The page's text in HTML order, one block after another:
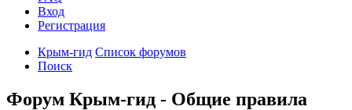
Вход
Регистрация
Крым-гид Список форумов
Поиск
Форум Крым-гид - Общие правила